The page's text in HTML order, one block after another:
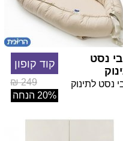
נסט
נסט לתינוק
קוד קופון
249 ₪
20% הנחה